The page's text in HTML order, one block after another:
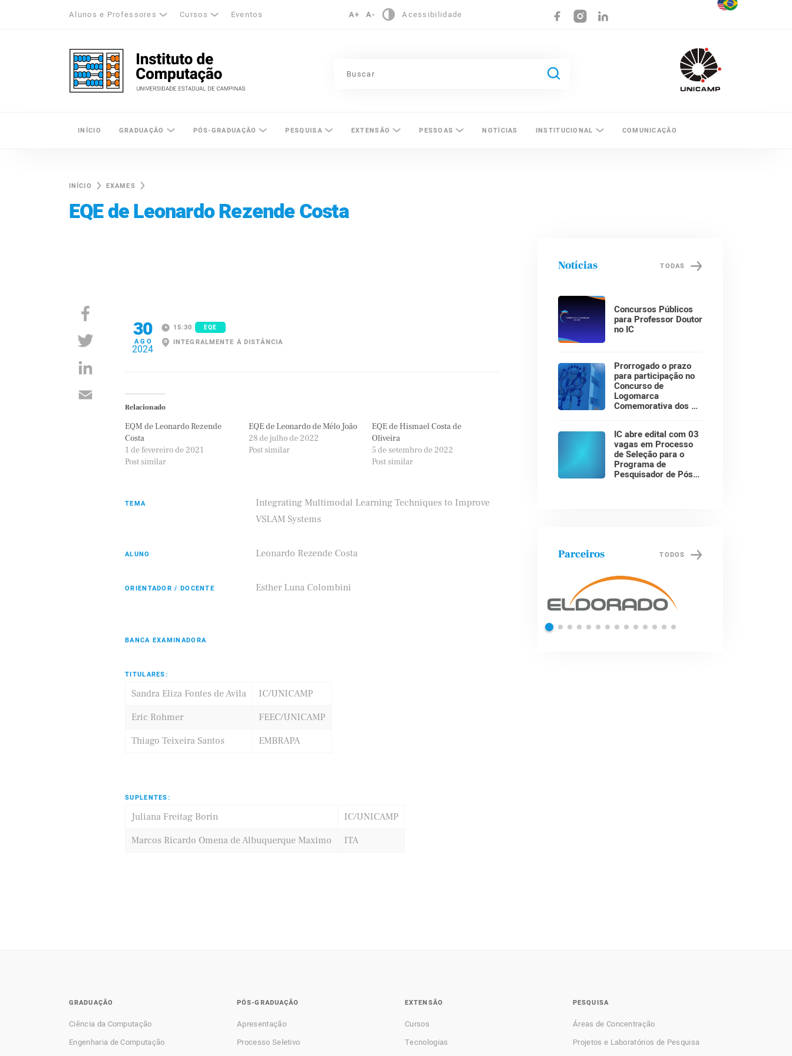
Alunos e Professores Cursos Eventos A+ A- Acessibilidade
Unicamp - Universidade Estadual de Campinas
INÍCIO GRADUAÇÃO PÓS-GRADUAÇÃO PESQUISA EXTENSÃO PESSOAS NOTÍCIAS INSTITUCIONAL COMUNICAÇÃO
INÍCIO EXAMES
EQE de Leonardo Rezende Costa
30
AGO
2024
15:30 EQE
INTEGRALMENTE À DISTÂNCIA
Relacionado
EQM de Leonardo Rezende
Costa
1 de fevereiro de 2021
Post similar
EQE de Leonardo de Mélo João
28 de julho de 2022
Post similar
EQE de Hismael Costa de
Oliveira
5 de setembro de 2022
Post similar
TEMA
Integrating Multimodal Learning Techniques to Improve
VSLAM Systems
ALUNO Leonardo Rezende Costa
ORIENTADOR / DOCENTE Esther Luna Colombini
BANCA EXAMINADORA
TITULARES:
Sandra Eliza Fontes de Avila
IC/UNICAMP
Eric Rohmer
FEEC/UNICAMP
Thiago Teixeira Santos
EMBRAPA
SUPLENTES:
Juliana Freitag Borin
IC/UNICAMP
Marcos Ricardo Omena de Albuquerque Maximo
ITA
Notícias TODAS
Concursos Públicos
para Professor Doutor
no IC
Prorrogado o prazo
para participação no
Concurso de
Logomarca
Comemorativa dos 30
IC abre edital com 03
vagas em Processo
de Seleção para o
Programa de
Pesquisador de Pós-
Parceiros TODOS
ifood Shell
GRADUAÇÃO
Ciência da Computação
Engenharia de Computação
PÓS-GRADUAÇÃO
Apresentação
Processo Seletivo
EXTENSÃO
Cursos
Tecnologias
PESQUISA
Áreas de Concentração
Projetos e Laboratórios de Pesquisa